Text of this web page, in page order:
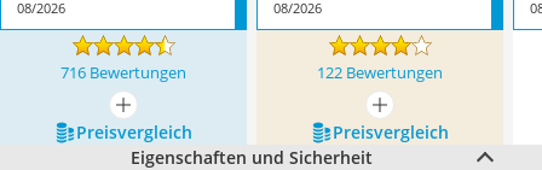
08/2026
08/2026
716 Bewertungen 122 Bewertungen
mehr anzeigen
mehr anzeigen
Preis­vergleich
Preis­vergleich
Eigenschaften und Sicherheit